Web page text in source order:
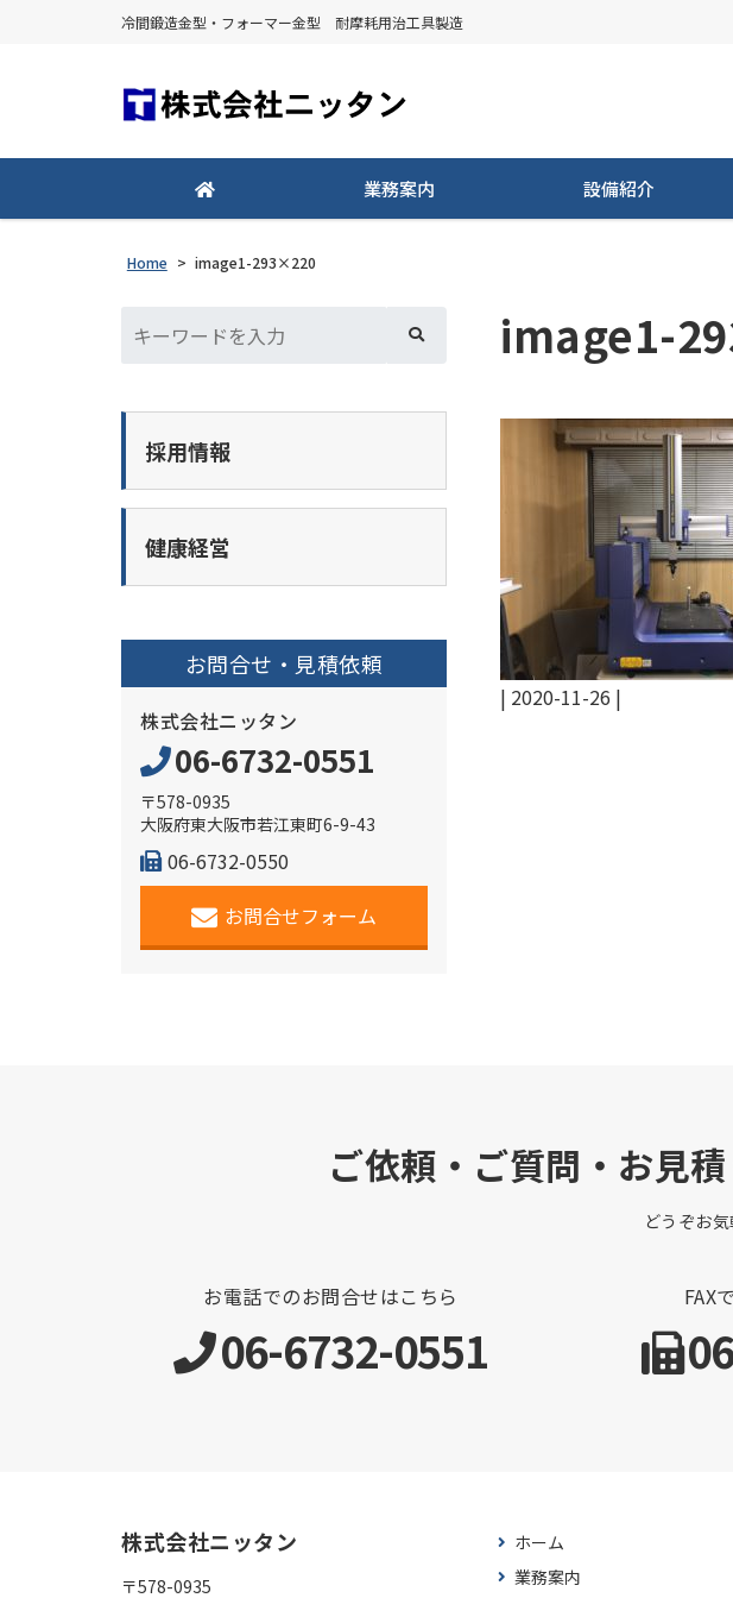
冷間鍛造金型・フォーマー金型 耐摩耗用治工具製造
業務案内 設備紹介
Home > image1-293×220
image1-
| 2020-11-26 |
採用情報
健康経営
お問合せ・見積依頼
株式会社ニッタン
06-6732-0551
〒578-0935
大阪府東大阪市若江東町6-9-43
06-6732-0550
お問合せフォーム
ご依頼・ご質問・お見
どうぞお
お電話でのお問合せはこちら
06-6732-0551
FAX
株式会社ニッタン
〒578-0935
ホーム
業務案内